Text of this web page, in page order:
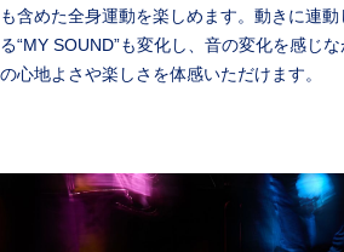
も含めた全身運動を楽しめます。動きに連
る“MY SOUND”も変化し、音の変化を感じ
の心地よさや楽しさを体感いただけます。